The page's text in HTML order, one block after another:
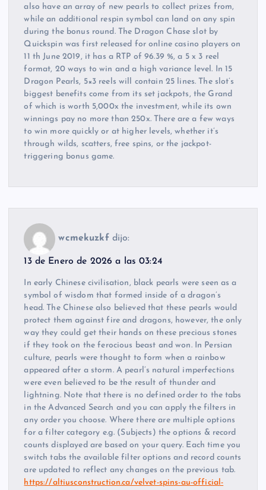
also have an array of new pearls to collect prizes from,
while an additional respin symbol can land on any spin
during the bonus round. The Dragon Chase slot by
Quickspin was first released for online casino players on
11 th June 2019, it has a RTP of 96.39 %, a 5 x 3 reel
format, 20 ways to win and a high variance level. In 15
Dragon Pearls, 5×3 reels will contain 25 lines. The slot’s
biggest benefits come from its set jackpots, the Grand
of which is worth 5,000x the investment, while its own
winnings pay no more than 250x. There are a few ways
to win more quickly or at higher levels, whether it’s
through wilds, scatters, free spins, or the jackpot-
triggering bonus game.
wcmekuzkf dijo:
13 de Enero de 2026 a las 03:24
In early Chinese civilisation, black pearls were seen as a
symbol of wisdom that formed inside of a dragon’s
head. The Chinese also believed that these pearls would
protect them against fire and dragons, however, the only
way they could get their hands on these precious stones
if they took on the ferocious beast and won. In Persian
culture, pearls were thought to form when a rainbow
appeared after a storm. A pearl’s natural imperfections
were even believed to be the result of thunder and
lightning. Note that there is no defined order to the tabs
in the Advanced Search and you can apply the filters in
any order you choose. Where there are multiple options
for a filter category e.g. (Subjects) the options & record
counts displayed are based on your query. Each time you
switch tabs the available filter options and record counts
are updated to reflect any changes on the previous tab.
https://altiusconstruction.ca/velvet-spins-au-official-